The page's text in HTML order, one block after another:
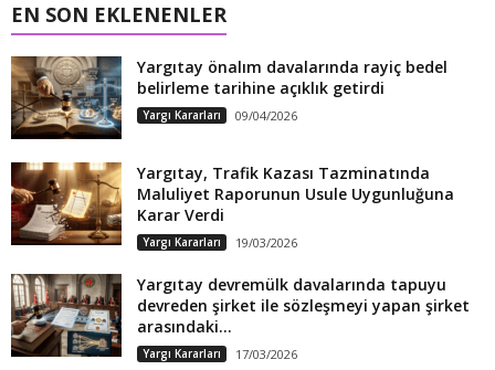
EN SON EKLENENLER
Yargıtay önalım davalarında rayiç bedel
belirleme tarihine açıklık getirdi
Yargı Kararları 09/04/2026
Yargıtay, Trafik Kazası Tazminatında
Maluliyet Raporunun Usule Uygunluğuna
Karar Verdi
Yargı Kararları 19/03/2026
Yargıtay devremülk davalarında tapuyu
devreden şirket ile sözleşmeyi yapan şirket
arasındaki...
Yargı Kararları 17/03/2026